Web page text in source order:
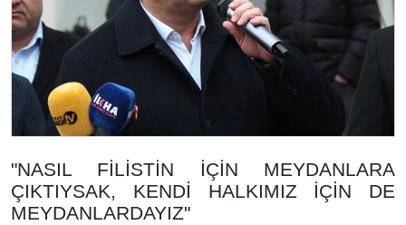
"NASIL FİLİSTİN İÇİN MEYDANLARA
ÇIKTIYSAK, KENDİ HALKIMIZ İÇİN DE
MEYDANLARDAYIZ"